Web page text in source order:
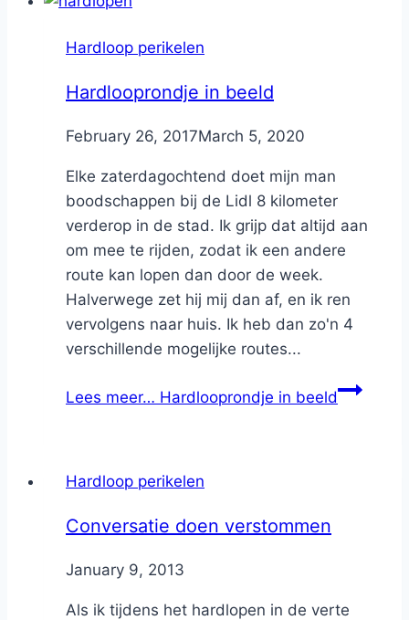
Hardloop perikelen
Hardlooprondje in beeld
ByNicole
February 26, 2017March 5, 2020
Elke zaterdagochtend doet mijn man
boodschappen bij de Lidl 8 kilometer
verderop in de stad. Ik grijp dat altijd aan
om mee te rijden, zodat ik een andere
route kan lopen dan door de week.
Halverwege zet hij mij dan af, en ik ren
vervolgens naar huis. Ik heb dan zo'n 4
verschillende mogelijke routes...
Lees meer… Hardlooprondje in beeld
Hardloop perikelen
Conversatie doen verstommen
ByNicole
January 9, 2013
Als ik tijdens het hardlopen in de verte